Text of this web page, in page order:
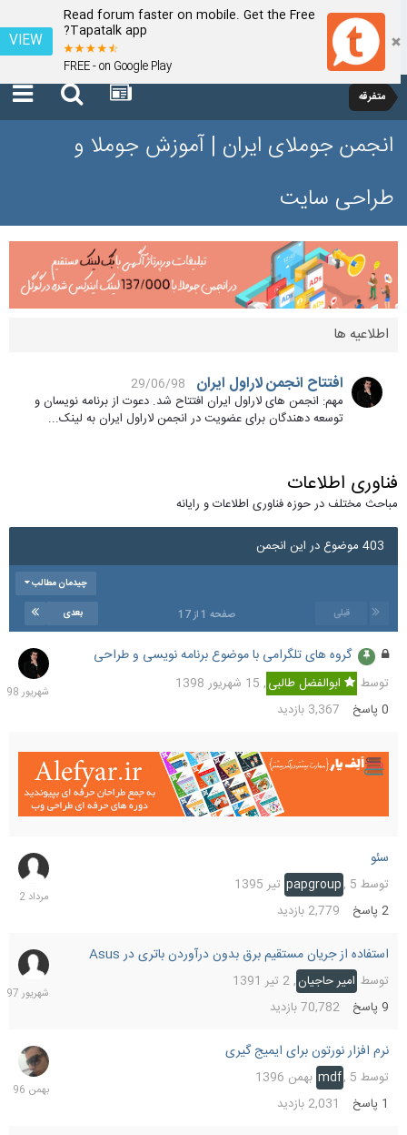
Read forum faster on mobile. Get the Free
Tapatalk app?
FREE - on Google Play
VIEW
متفرقه
انجمن جوملای ایران | آموزش جوملا و
طراحی سایت
اطلاعیه ها
افتتاح انجمن لاراول ایران
29/06/98
مهم: انجمن های لاراول ایران افتتاح شد. دعوت از برنامه نویسان و
توسعه دهندگان برای عضویت در انجمن لاراول ایران به لینک...
فناوری اطلاعات
مباحث مختلف در حوزه فناوری اطلاعات و رایانه
403 موضوع در این انجمن
چیدمان مطالب
قبلی بعدی صفحه 1 از 17
گروه های تلگرامی با موضوع برنامه نویسی و طراحی
توسط ابوالفضل طالبی,15 شهریور 1398
پاسخ 3,367 بازدید
15
سئو
توسط papgroup , 5 تیر 1395
2پاسخ 2,779بازدید
7
مرداد
استفاده از جریان مستقیم برق بدون درآوردن باتری در Asus
توسطامیر حاجیان,2 تیر 1391
پاسخ 70,782 بازدید
17
نرم افزار نورتون برای ایمیج گیری
توسط mdf , 5 بهمن 1396
پاسخ 2,031بازدید
18
بهمن